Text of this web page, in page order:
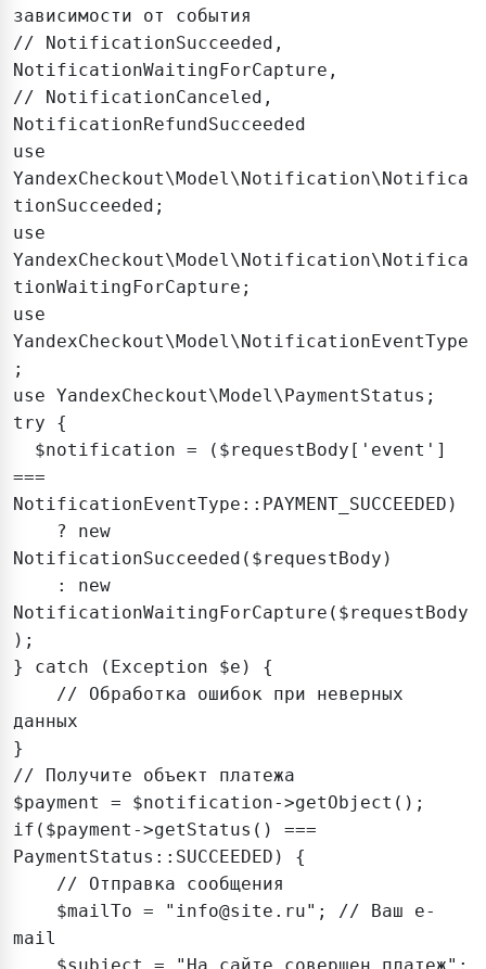
зависимости от события
// NotificationSucceeded,
NotificationWaitingForCapture,
// NotificationCanceled,
NotificationRefundSucceeded
use
YandexCheckout\Model\Notification\Notifica
tionSucceeded;
use
YandexCheckout\Model\Notification\Notifica
tionWaitingForCapture;
use
YandexCheckout\Model\NotificationEventType
;
use YandexCheckout\Model\PaymentStatus;
try {
===
NotificationEventType::PAYMENT_SUCCEEDED)
NotificationSucceeded($requestBody)
NotificationWaitingForCapture($requestBody
);
} catch (Exception $e) {
данных
}
// Получите объект платежа
$payment = $notification->getObject();
if($payment->getStatus() ===
PaymentStatus::SUCCEEDED) {
mail